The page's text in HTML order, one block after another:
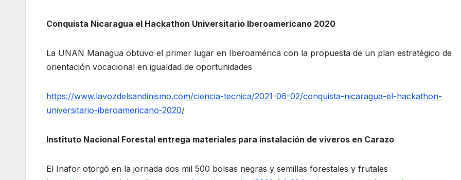
Conquista Nicaragua el Hackathon Universitario Iberoamericano 2020
La UNAN Managua obtuvo el primer lugar en Iberoamérica con la propuesta de un plan estratégico de
orientación vocacional en igualdad de oportunidades
https://www.lavozdelsandinismo.com/ciencia-tecnica/2021-06-02/conquista-nicaragua-el-hackathon-
universitario-iberoamericano-2020/
Instituto Nacional Forestal entrega materiales para instalación de viveros en Carazo
El Inafor otorgó en la jornada dos mil 500 bolsas negras y semillas forestales y frutales